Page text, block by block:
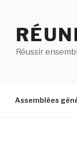
Réussir
Assemblées